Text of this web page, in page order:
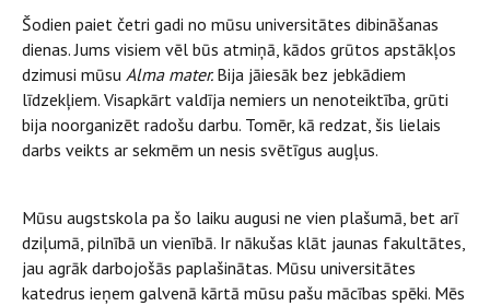
Šodien paiet četri gadi no mūsu universitātes dibināšanas
dienas. Jums visiem vēl būs atmiņā, kādos grūtos apstākļos
dzimusi mūsu Alma mater. Bija jāiesāk bez jebkādiem
līdzekļiem. Visapkārt valdīja nemiers un nenoteiktība, grūti
bija noorganizēt radošu darbu. Tomēr, kā redzat, šis lielais
darbs veikts ar sekmēm un nesis svētīgus augļus.
Mūsu augstskola pa šo laiku augusi ne vien plašumā, bet arī
dziļumā, pilnībā un vienībā. Ir nākušas klāt jaunas fakultātes,
jau agrāk darbojošās paplašinātas. Mūsu universitātes
katedrus ieņem galvenā kārtā mūsu pašu mācības spēki. Mēs